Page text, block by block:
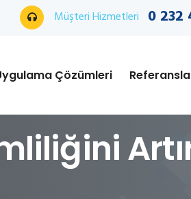
Müşteri Hizmetleri 0 232
Çözümleri